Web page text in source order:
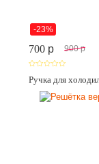
-23%
700 p 900 p
Ручка для